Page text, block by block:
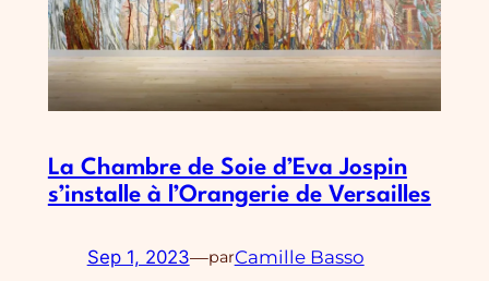
La Chambre de Soie d’Eva Jospin
s’installe à l’Orangerie de Versailles
Sep 1, 2023—parCamille Basso